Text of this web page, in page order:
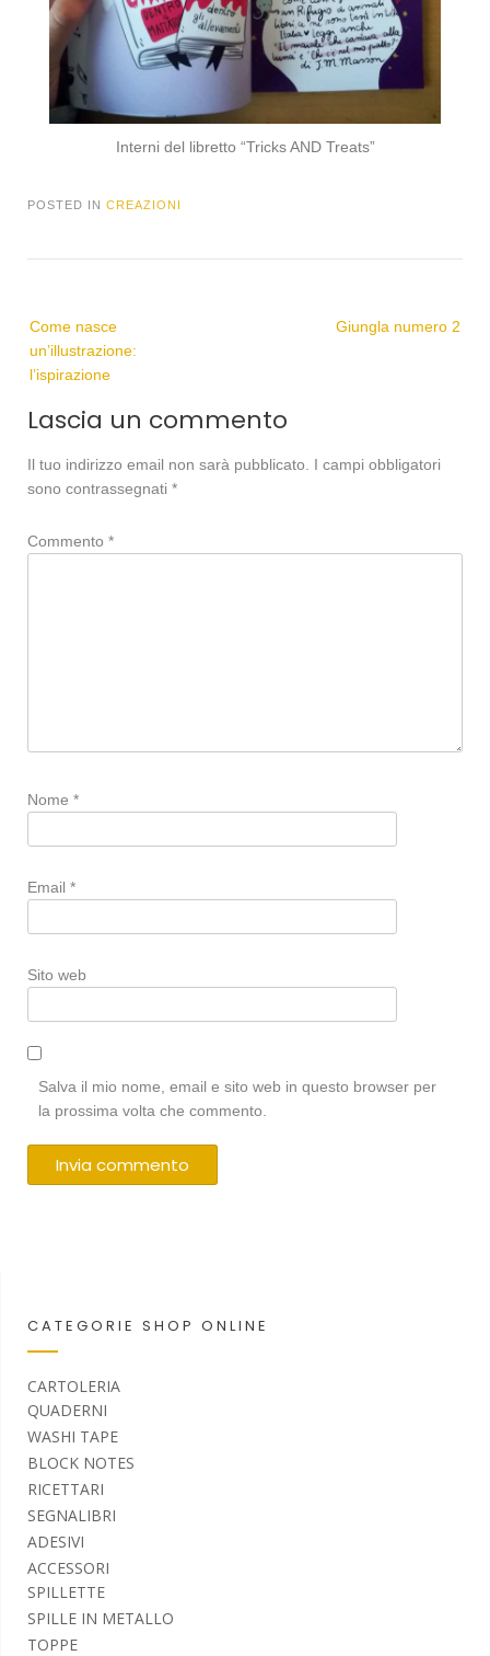
Interni del libretto “Tricks AND Treats”
POSTED IN CREAZIONI
Come nasce
un’illustrazione:
l’ispirazione
Giungla numero 2
Lascia un commento
Il tuo indirizzo email non sarà pubblicato.
I campi obbligatori
sono contrassegnati *
Commento *
Nome *
Email *
Sito web
Salva il mio nome, email e sito web in questo browser per
la prossima volta che commento.
CATEGORIE SHOP ONLINE
CARTOLERIA
QUADERNI
WASHI TAPE
BLOCK NOTES
RICETTARI
SEGNALIBRI
ADESIVI
ACCESSORI
SPILLETTE
SPILLE IN METALLO
TOPPE